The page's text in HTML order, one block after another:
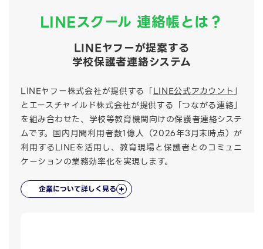
LINEスクール 連絡帳とは？
LINEヤフーが提案する
学校保護者連絡システム
LINEヤフー株式会社が提供する「LINE公式アカウント」
とエースチャイルド株式会社が提供する「つながる連絡」
を組み合わせた、 学校等教育機関向けの保護者連絡システ
ムです。 国内月間利用者数1億人（2026年3月末時点）が
利用するLINEを活用し、教育現場と保護者とのコミュニ
ケーションの業務効率化を実現します。
企業について詳しく見る